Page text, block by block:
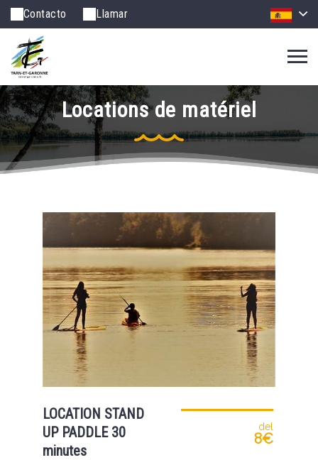
Contacto Llamar
Locations de matériel
LOCATION STAND
UP PADDLE 30
minutes
del
8€